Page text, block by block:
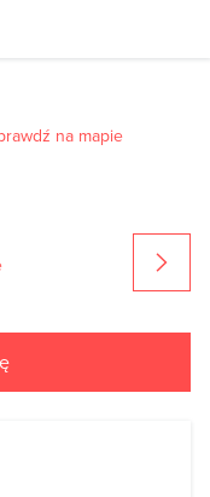
na mapie